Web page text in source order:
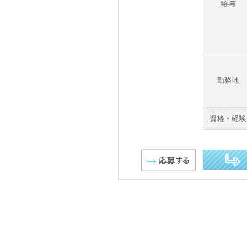
給与
勤務地
資格・経験